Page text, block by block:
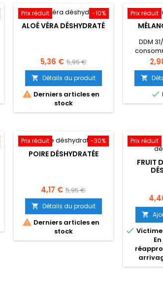
-10%
Prix réduit
ALOÉ VÉRA DÉSHYDRATÉ
Prix
5,36 € Prix
de
base
5,95 €
 Détails du produit
 Derniers articles en
stock
Prix réduit
DDM
Prix


-30%
Prix réduit
POIRE DÉSHYDRATÉE
Prix
4,17 € Prix
de
base
5,95 €
 Détails du produit
 Derniers articles en
stock
Prix réduit
FRUIT
Prix

 Victime